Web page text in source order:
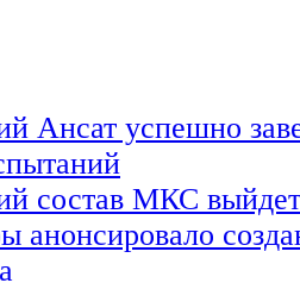
Ансат успешно
состав МКС